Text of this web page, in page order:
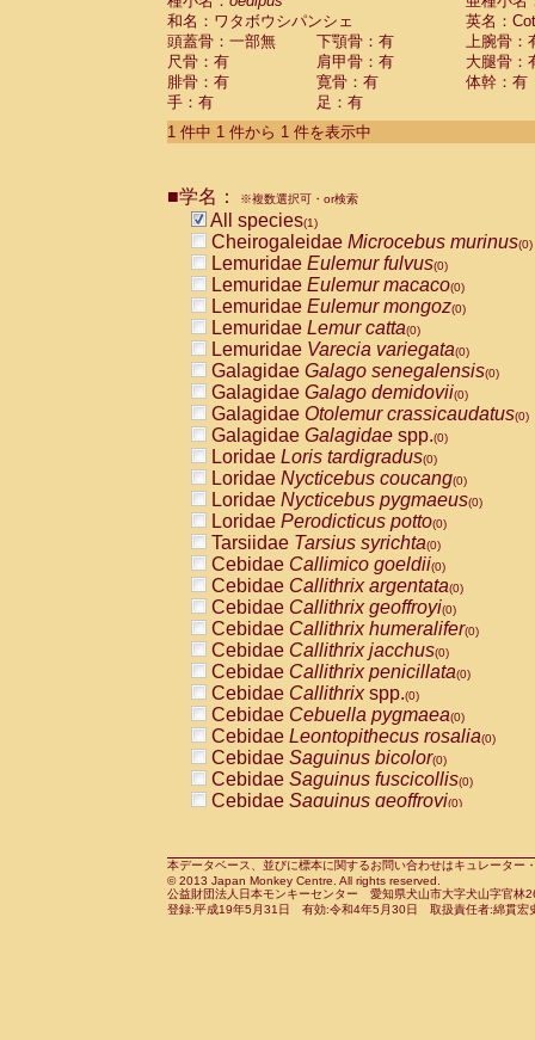
CebidaeSaguinus nigricollis (0)
Cebidae Saguinus oedipus
Cebidae Saguinus weddelli
Cebidae Saguinusspp.
Cebidae Aotus trivirgatus
Cebidae Cebus albifrons
CebidaeCebus nigrivittatus
CebidaeCebus
CebidaeSaimiri boliviensis(0)
CebidaeSaimiri sciureus(0)
AtelidaeAlouatta caraya(0)
AtelidaeAlouatta fusca(0)
AtelidaeAlouatta seniculus
AtelidaeAlouattaspp.(0)
AtelidaeAteles belzebuth(0)
AtelidaeAteles geoffroyi(0)
AtelidaeAteles paniscus(0)
AtelidaeAtelesspp.(0)
Atelidae Lagothrix lagothricha
AtelidaeLagothrix lagothricha cana
PitheciidaeCacajao calvus
PitheciidaeCallicebus cupreus
PitheciidaeCallicebus donacophilus
PitheciidaeCallicebus moloch
PitheciidaeCallicebus torquatus
PitheciidaeCallicebusspp.(0)
PitheciidaeChiropotes satanas(0)
PitheciidaePithecia monachus
PitheciidaePithecia pithecia(0)
CercopithecidaeCercocebus agilis
CercopithecidaeCercocebus
CercopithecidaeCercocebus
CercopithecidaeCercocebus
CercopithecidaeCercocebus
CercopithecidaeCercocebushybrid
CercopithecidaePapio anubis(0)
CercopithecidaePapio cynocephalus
CercopithecidaePapio hamadryas(0)
和名：ワタボウシパンシェ
英名：
頭蓋骨：一部無
下顎骨：有
上腕骨：
尺骨：有
肩甲骨：有
大腿骨：
腓骨：有
寛骨：有
体幹：有
手：有
足：有
1 件中 1 件から 1 件を表示中
■学名： ※複数選択可・or検索
All species(1)
Cheirogaleidae Microcebus murinus(0)
Lemuridae Eulemur fulvus(0)
Lemuridae Eulemur macaco(0)
Lemuridae Eulemur mongoz(0)
Lemuridae Lemur catta(0)
Lemuridae Varecia variegata(0)
Galagidae Galago senegalensis(0)
Galagidae Galago demidovii(0)
Galagidae Otolemur crassicaudatus(0)
Galagidae Galagidae spp.(0)
Loridae Loris tardigradus(0)
Loridae Nycticebus coucang(0)
Loridae Nycticebus pygmaeus(0)
Loridae Perodicticus potto(0)
Tarsiidae Tarsius syrichta(0)
Cebidae Callimico goeldii(0)
Cebidae Callithrix argentata(0)
Cebidae Callithrix geoffroyi(0)
Cebidae Callithrix humeralifer(0)
Cebidae Callithrix jacchus(0)
Cebidae Callithrix penicillata(0)
Cebidae Callithrixspp.(0)
Cebidae Cebuella pygmaea(0)
Cebidae Leontopithecus rosalia(0)
Cebidae Saguinus bicolor(0)
Cebidae Saguinus fuscicollis(0)
Cebidae Saguinus geoffroyi(0)
CebidaeSaguinus leucopus(0)
CebidaeSaguinus midas(0)
Cebidae Saguinus mystax(0)
本データベース、並びに標本に関するお問い合わせはキュレータ
© 2013 Japan Monkey Centre. All rights reserved.
公益財団法人日本モンキーセンター 愛知県犬山市大字犬山字官
登録:平成19年5月31日 有効:令和4年5月30日 取扱責任者:綿貫宏